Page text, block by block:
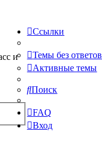
и
Ссылки
Темы без ответов
Активные темы
Поиск
FAQ
Вход